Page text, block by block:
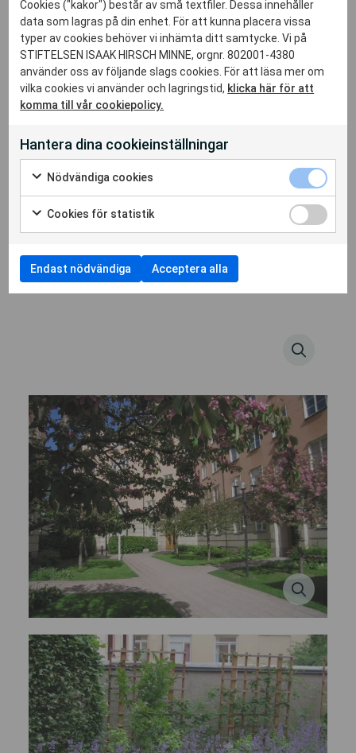
Cookies ("kakor") består av små textfiler. Dessa innehåller
data som lagras på din enhet. För att kunna placera vissa
typer av cookies behöver vi inhämta ditt samtycke. Vi på
STIFTELSEN ISAAK HIRSCH MINNE, orgnr. 802001-4380
använder oss av följande slags cookies. För att läsa mer om
vilka cookies vi använder och lagringstid, klicka här för att
komma till vår cookiepolicy.
Hantera dina cookieinställningar
Nödvändiga cookies
Cookies för statistik
Endast nödvändiga Acceptera alla